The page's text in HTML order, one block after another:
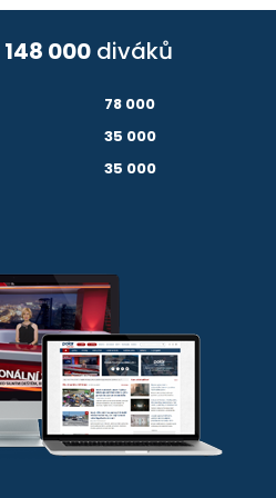
148 000 diváků
78 000
35 000
35 000